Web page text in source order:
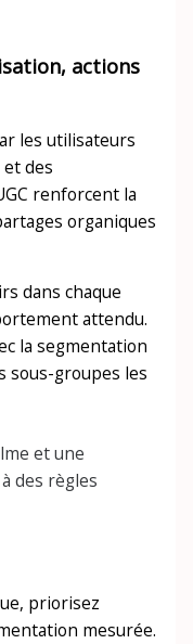
actions
les utilisateurs
des
renforcent la
organiques
dans chaque
attendu.
la segmentation
sous-groupes les
et une
des règles
priorisez
mesurée.